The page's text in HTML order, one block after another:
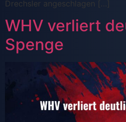
Drechsler angeschlagen […]
WHV verliert
Spenge